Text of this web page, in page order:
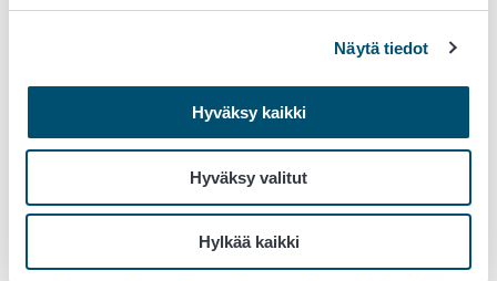
Näytä tiedot
Hyväksy kaikki
Hyväksy valitut
Hylkää kaikki
Agriculture of Data (AgData)
Bin2Bean - Boosting the market deployment of safe,
improvement from biowaste, towards regenerative
soil systems
Common European Agricultural Data Space (CEADS)
DeliSoil – Delivering soil improvers through